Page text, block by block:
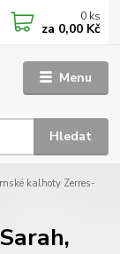
Menu
Hledat
0 ks
za 0,00 Kč
kalhoty Zerres-